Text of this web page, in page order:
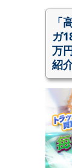
「
ガ
万
紹